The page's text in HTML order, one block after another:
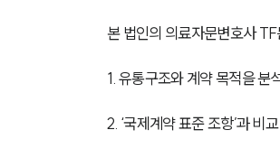
본 법인의 의료자문변호사
1. 유통구조와 계약 목적을
2. ‘국제계약 표준 조항’과 비